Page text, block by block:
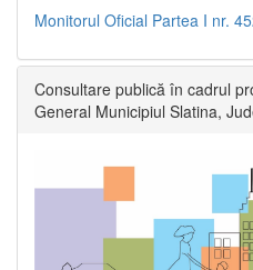
Monitorul Oficial Partea I nr.
Consultare publică în cadrul
General Municipiul Slatina,